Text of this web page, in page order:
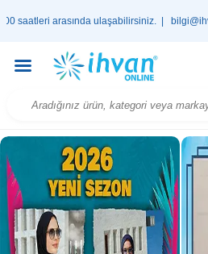
ulaşabilirsiniz. | bilgi@ihvan.com.tr